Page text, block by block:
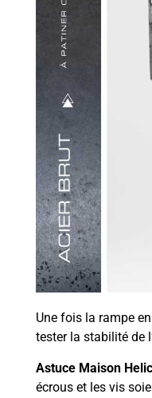
Une fois la rampe
tester la stabilité de
Astuce Maison
écrous et les vis